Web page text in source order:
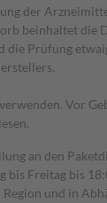
der
beinhaltet die
die Prüfung
Vor
an den
bis Freitag bis
und in